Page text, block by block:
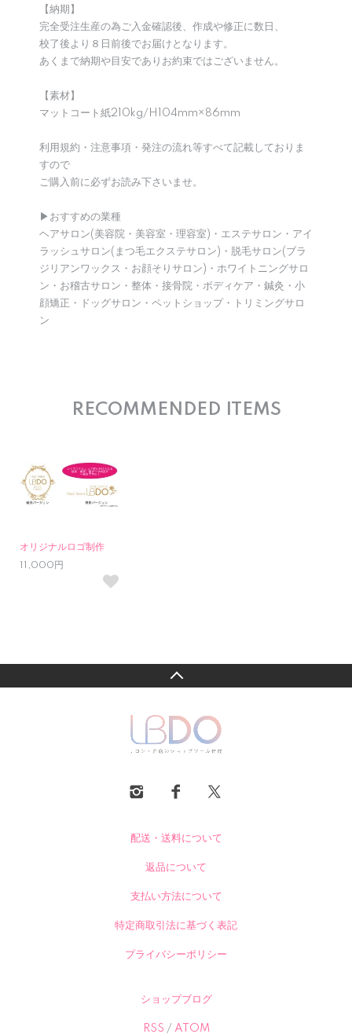
【納期】
完全受注生産の為ご入金確認後、作成や修正に数日、
校了後より８日前後でお届けとなります。
あくまで納期や目安でありお約束ではございません。
【素材】
マットコート紙210kg/H104mm×86mm
利用規約・注意事項・発注の流れ等すべて記載しておりま
すので
ご購入前に必ずお読み下さいませ。
▶︎おすすめの業種
ヘアサロン(美容院・美容室・理容室)・エステサロン・アイ
ラッシュサロン(まつ毛エクステサロン)・脱毛サロン(ブラ
ジリアンワックス・お顔そりサロン)・ホワイトニングサロ
ン・お稽古サロン・整体・接骨院・ボディケア・鍼灸・小
顔矯正・ドッグサロン・ペットショップ・トリミングサロ
ン
RECOMMENDED ITEMS
オリジナルロゴ制作
11,000円
配送・送料について
返品について
支払い方法について
特定商取引法に基づく表記
プライバシーポリシー
ショップブログ
RSS / ATOM